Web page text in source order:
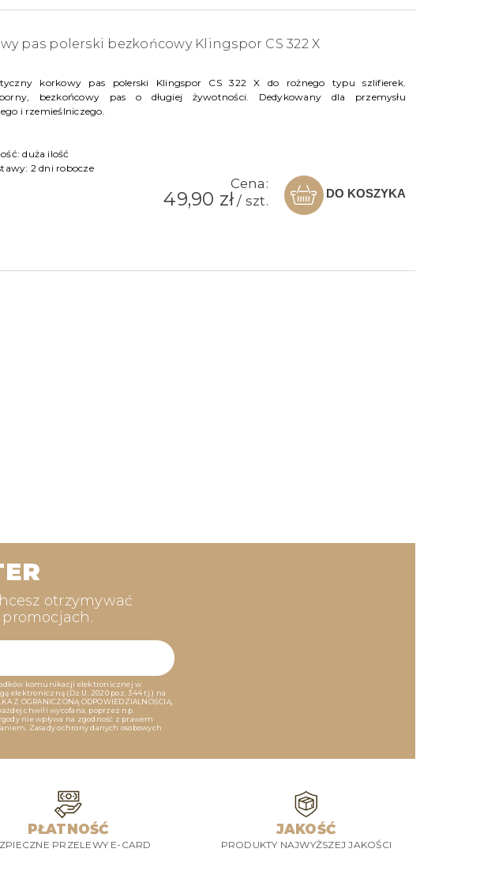
pas polerski bezkońcowy Klingspor CS 322 X
korkowy pas polerski Klingspor CS 322 X do rożnego typu szlifierek.
bezkońcowy pas o długiej żywotności. Dedykowany dla przemysłu
i rzemieślniczego.
duża ilość
2 dni robocze
Cena:
49,90 zł/ szt. DO KOSZYKA
otrzymywać
komunikacji elektronicznej w
elektroniczną (Dz.U. 2020 poz. 344 tj.) na
Z OGRANICZONĄ ODPOWIEDZIALNOŚCIĄ,
chwili wycofana, poprzez np.
nie wpływa na zgodność z prawem
Zasady ochrony danych osobowych
PŁATNOŚĆ
PRZELEWY E-CARD
JAKOŚĆ
PRODUKTY NAJWYŻSZEJ JAKOŚCI